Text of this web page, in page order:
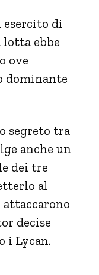
esercito di
ebbe
ove
dominante
segreto tra
anche un
dei tre
al
attaccarono
decise
i Lycan.